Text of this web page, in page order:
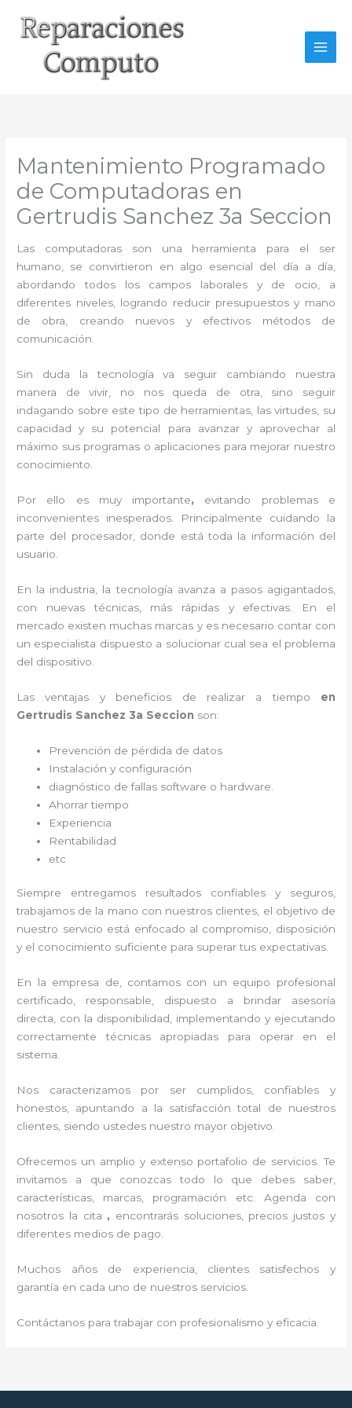
contenido
Mantenimiento Programado
de Computadoras en
Gertrudis Sanchez 3a Seccion
Las computadoras son una herramienta para el ser
humano, se convirtieron en algo esencial del día a día,
abordando todos los campos laborales y de ocio, a
diferentes niveles, logrando reducir presupuestos y mano
de obra, creando nuevos y efectivos métodos de
comunicación.
Sin duda la tecnología va seguir cambiando nuestra
manera de vivir, no nos queda de otra, sino seguir
indagando sobre este tipo de herramientas, las virtudes, su
capacidad y su potencial para avanzar y aprovechar al
máximo sus programas o aplicaciones para mejorar nuestro
conocimiento.
Por ello es muy importante, evitando problemas e
inconvenientes inesperados. Principalmente cuidando la
parte del procesador, donde está toda la información del
usuario.
En la industria, la tecnología avanza a pasos agigantados,
con nuevas técnicas, más rápidas y efectivas . En el
mercado existen muchas marcas y es necesario contar con
un especialista dispuesto a solucionar cual sea el problema
del dispositivo.
Las ventajas y beneficios de realizar a tiempo en
Gertrudis Sanchez 3a Seccion son:
Prevención de pérdida de datos
Instalación y configuración
diagnóstico de fallas software o hardware
Ahorrar tiempo
Experiencia
Rentabilidad
etc
Siempre entregamos resultados confiables y seguros,
trabajamos de la mano con nuestros clientes, el objetivo de
nuestro servicio está enfocado al compromiso, disposición
y el conocimiento suficiente para superar tus expectativas.
En la empresa de , contamos con un equipo profesional
certificado, responsable, dispuesto a brindar asesoría
directa, con la disponibilidad, implementando y ejecutando
correctamente técnicas apropiadas para operar en el
sistema.
Nos caracterizamos por ser cumplidos, confiables y
honestos, apuntando a la satisfacción total de nuestros
clientes, siendo ustedes nuestro mayor objetivo.
Ofrecemos un amplio y extenso portafolio de servicios. Te
invitamos a que conozcas todo lo que debes saber,
características, marcas, programación etc. Agenda con
nosotros la cita , encontrarás soluciones, precios justos y
diferentes medios de pago.
Muchos años de experiencia, clientes satisfechos y
garantía en cada uno de nuestros servicios.
Contáctanos para trabajar con profesionalismo y eficacia.